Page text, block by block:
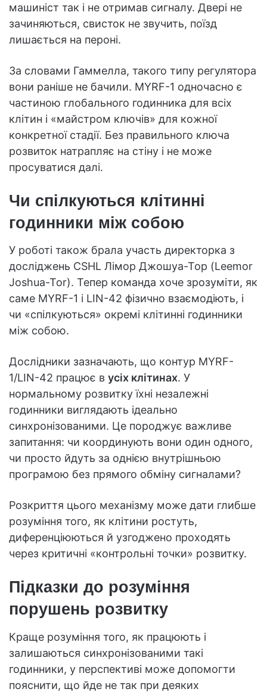
машиніст так і не отримав сигналу. Двері не
зачиняються, свисток не звучить, поїзд
лишається на пероні.
За словами Гаммелла, такого типу регулятора
вони раніше не бачили. MYRF-1 одночасно є
частиною глобального годинника для всіх
клітин і «майстром ключів» для кожної
конкретної стадії. Без правильного ключа
розвиток натрапляє на стіну і не може
просуватися далі.
Чи спілкуються клітинні
годинники між собою
У роботі також брала участь директорка з
досліджень CSHL Лімор Джошуа-Тор (Leemor
Joshua-Tor). Тепер команда хоче зрозуміти, як
саме MYRF-1 і LIN-42 фізично взаємодіють, і
чи «спілкуються» окремі клітинні годинники
між собою.
Дослідники зазначають, що контур MYRF-
1/LIN-42 працює в усіх клітинах. У
нормальному розвитку їхні незалежні
годинники виглядають ідеально
синхронізованими. Це породжує важливе
запитання: чи координують вони один одного,
чи просто йдуть за однією внутрішньою
програмою без прямого обміну сигналами?
Розкриття цього механізму може дати глибше
розуміння того, як клітини ростуть,
диференціюються й узгоджено проходять
через критичні «контрольні точки» розвитку.
Підказки до розуміння
порушень розвитку
Краще розуміння того, як працюють і
залишаються синхронізованими такі
годинники, у перспективі може допомогти
пояснити, що йде не так при деяких